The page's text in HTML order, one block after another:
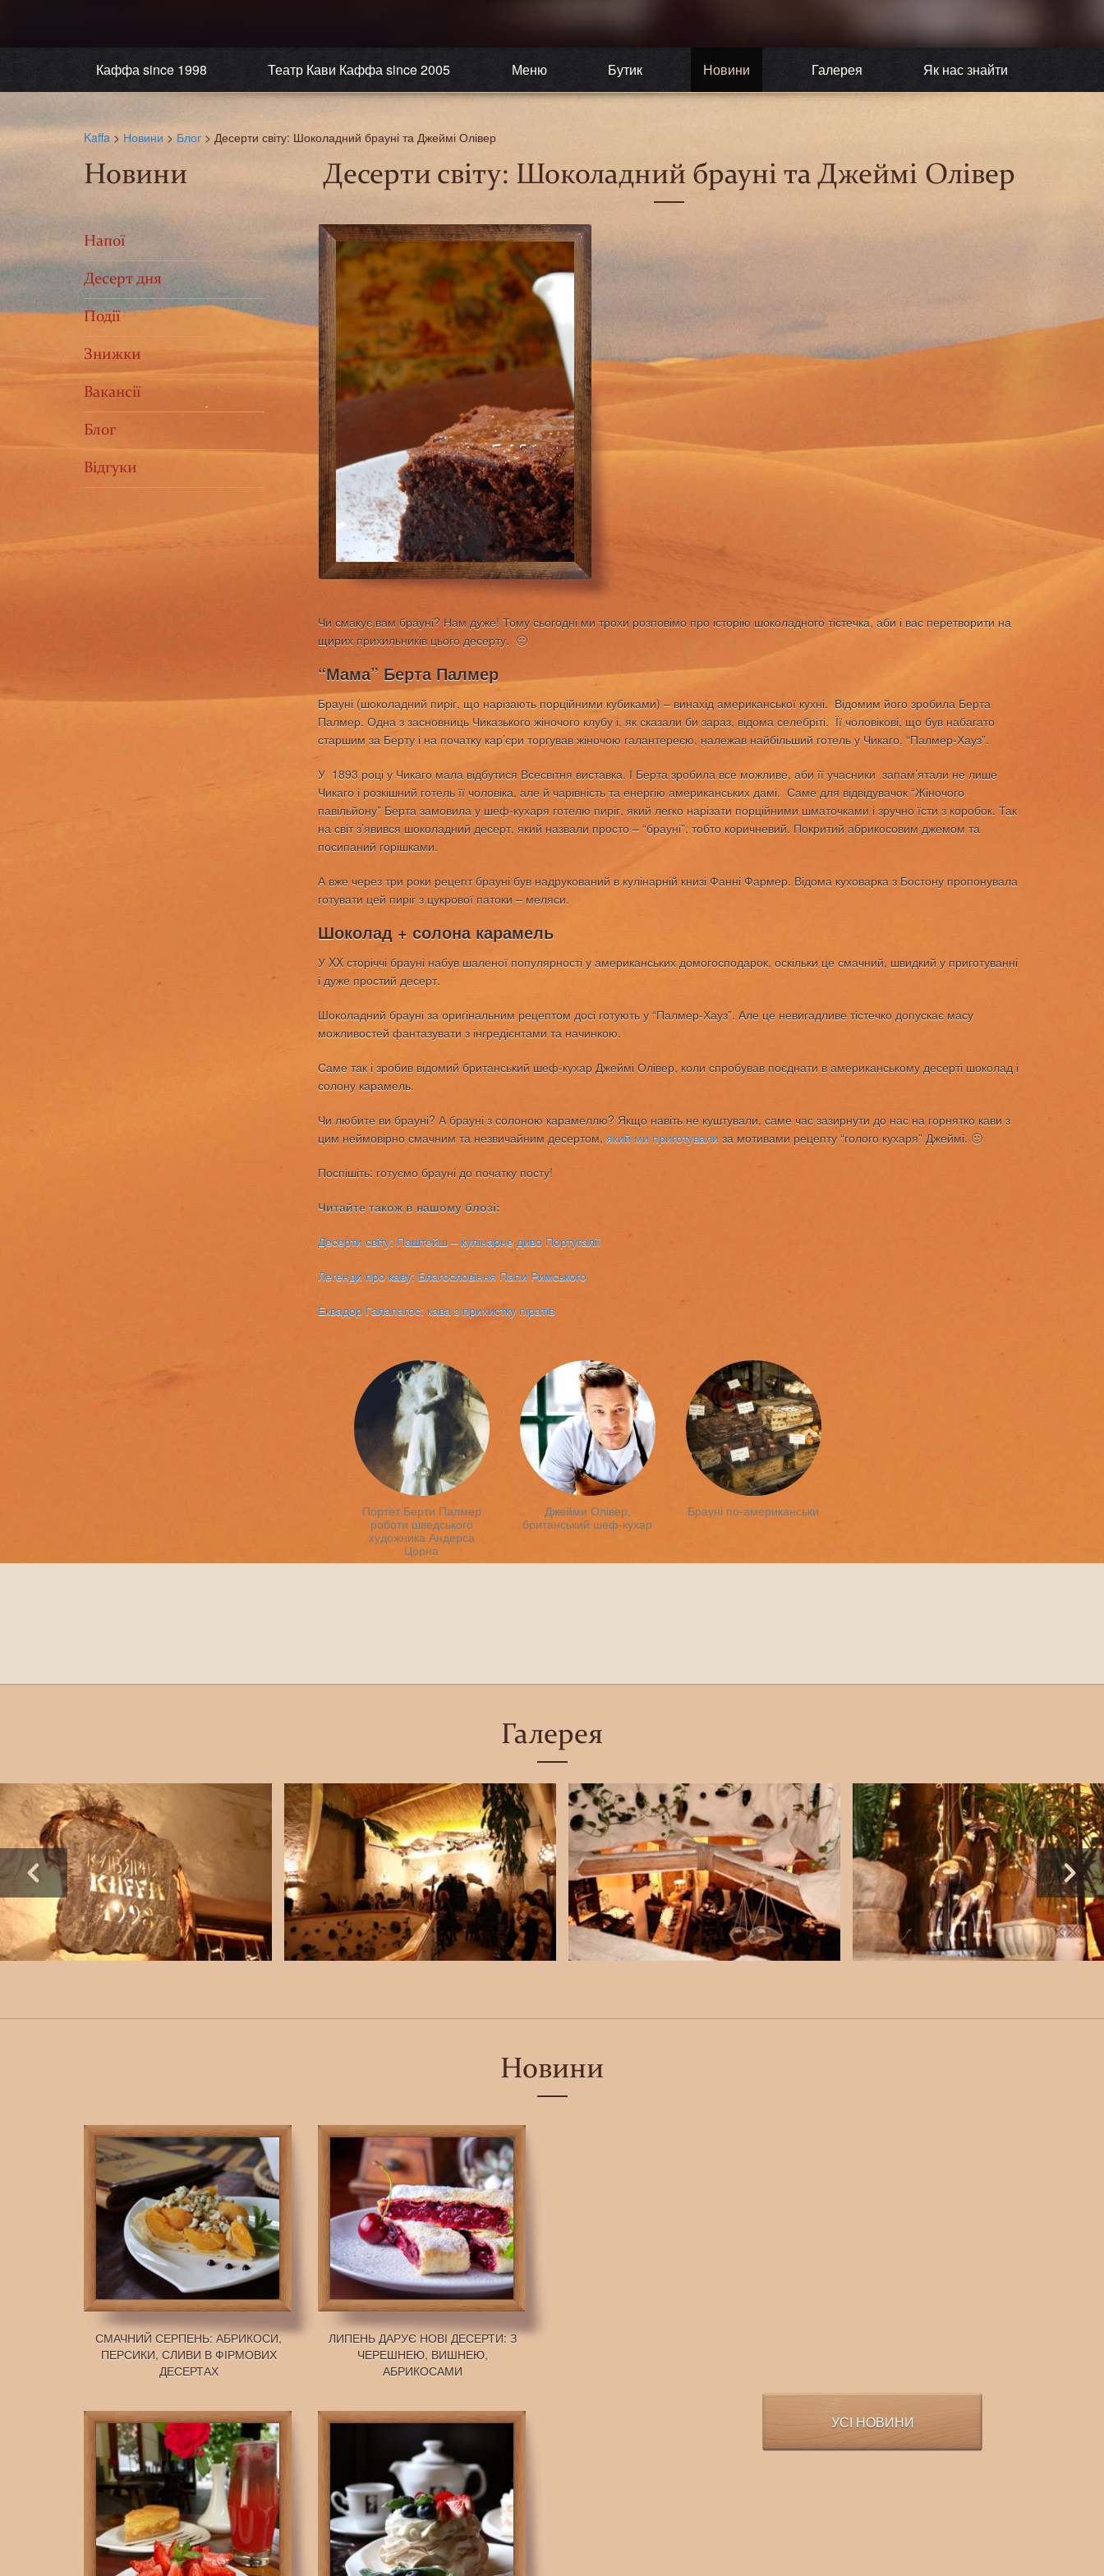
Каффа since 1998 Театр Кави Каффа since 2005 Меню Бутик Новини Галерея Як нас знайти
Kaffa > Новини > Блог > Десерти світу: Шоколадний брауні та Джеймі Олівер
Новини
Напої
Десерт дня
Події
Знижки
Вакансії
Блог
Відгуки
Десерти світу: Шоколадний брауні та Джеймі Олівер
Чи смакує вам брауні? Нам дуже! Тому сьогодні ми трохи розповімо про історію шоколадного тістечка, аби і вас перетворити на
щирих прихильників цього десерту. 🙂
“Мама” Берта Палмер
Брауні (шоколадний пиріг, що нарізають порційними кубиками) – винахід американської кухні. Відомим його зробила Берта
Палмер. Одна з засновниць Чиказького жіночого клубу і, як сказали би зараз, відома селебріті. Її чоловікові, що був набагато
старшим за Берту і на початку кар’єри торгував жіночою галантереєю, належав найбільший готель у Чикаго, “Палмер-Хауз”.
У 1893 році у Чикаго мала відбутися Всесвітня виставка. І Берта зробила все можливе, аби її учасники запам’ятали не лише
Чикаго і розкішний готель її чоловіка, але й чарівність та енергію американських дамі. Саме для відвідувачок “Жіночого
павільйону” Берта замовила у шеф-кухаря готелю пиріг, який легко нарізати порційними шматочками і зручно їсти з коробок. Так
на світ з’явився шоколадний десерт, який назвали просто – “брауні”, тобто коричневий. Покритий абрикосовим джемом та
посипаний горішками.
А вже через три роки рецепт брауні був надрукований в кулінарній книзі Фанні Фармер. Відома куховарка з Бостону пропонувала
готувати цей пиріг з цукрової патоки – меляси.
Шоколад + солона карамель
У XX сторіччі брауні набув шаленої популярності у американських домогосподарок, оскільки це смачний, швидкий у приготуванні
і дуже простий десерт.
Шоколадний брауні за оригінальним рецептом досі готують у “Палмер-Хауз”. Але це невигадливе тістечко допускає масу
можливостей фантазувати з інгредієнтами та начинкою.
Саме так і зробив відомий британський шеф-кухар Джеймі Олівер, коли спробував поєднати в американському десерті шоколад і
солону карамель.
Чи любите ви брауні? А брауні з солоною карамеллю? Якщо навіть не куштували, саме час зазирнути до нас на горнятко кави з
цим неймовірно смачним та незвичайним десертом, який ми приготували за мотивами рецепту “голого кухаря” Джеймі. 🙂
Поспішіть: готуємо брауні до початку посту!
Читайте також в нашому блозі:
Десерти світу: Паштейш – кулінарне диво Португалії
Легенди про каву: Благословіння Папи Римського
Еквадор Галапагос: кава з прихистку піратів
Портет Берти Палмер
роботи шведського
художника Андерса
Цорна
Джейми Олівер,
британський шеф-кухар
Брауні по-американськи
Галерея
Новини
СМАЧНИЙ СЕРПЕНЬ: АБРИКОСИ,
ПЕРСИКИ, СЛИВИ В ФІРМОВИХ
ДЕСЕРТАХ
ЛИПЕНЬ ДАРУЄ НОВІ ДЕСЕРТИ: З
ЧЕРЕШНЕЮ, ВИШНЕЮ,
АБРИКОСАМИ
УСІ НОВИНИ